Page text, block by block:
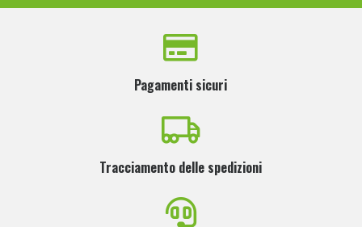
Pagamenti sicuri
Tracciamento delle spedizioni